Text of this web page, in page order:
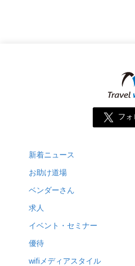
フォ
新着ニュース
お助け道場
ベンダーさん
求人
イベント・セミナー
優待
wifiメディアスタイル